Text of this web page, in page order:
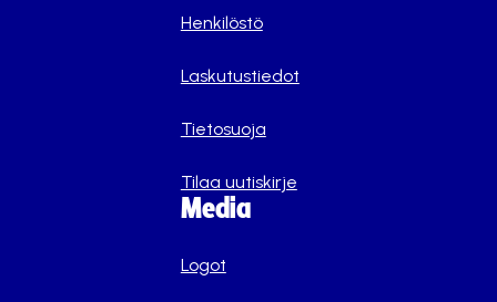
Henkilöstö
Laskutustiedot
Tietosuoja
Tilaa uutiskirje
Media
Logot